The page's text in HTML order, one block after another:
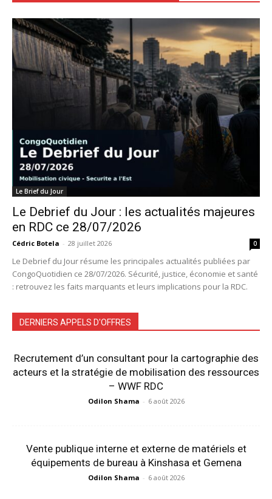
Le Brief du Jour
Le Debrief du Jour : les actualités majeures
en RDC ce 28/07/2026
Cédric Botela - 28 juillet 2026 0
Le Debrief du Jour résume les principales actualités publiées par
CongoQuotidien ce 28/07/2026. Sécurité, justice, économie et santé
: retrouvez les faits marquants et leurs implications pour la RDC.
DERNIERS APPELS D'OFFRES
Recrutement d’un consultant pour la cartographie des
acteurs et la stratégie de mobilisation des ressources
– WWF RDC
Odilon Shama - 6 août 2026
Vente publique interne et externe de matériels et
équipements de bureau à Kinshasa et Gemena
Odilon Shama - 6 août 2026